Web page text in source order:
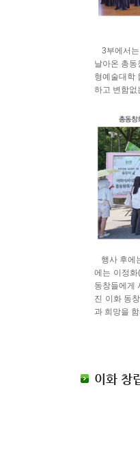
3부에서는
날아온 총동
형예술대학
하고 변함없
행사 후에
에는 이정
동창들에게
진 이화 동
과 희망을
이화 창